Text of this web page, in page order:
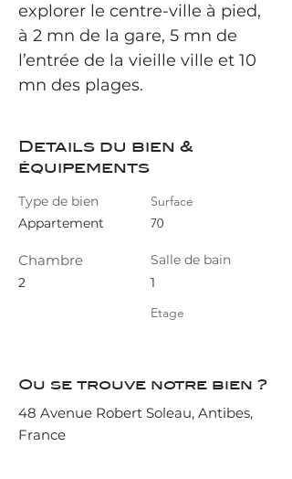
explorer le centre-ville à pied,
à 2 mn de la gare, 5 mn de
l’entrée de la vieille ville et 10
mn des plages.
Details du bien &
équipements
Type de bien
Appartement
Chambre
2
Surface
70
Salle de bain
1
Etage
Ou se trouve notre bien ?
48 Avenue Robert Soleau, Antibes,
France